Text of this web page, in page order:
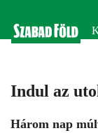
Indul az
Három nap